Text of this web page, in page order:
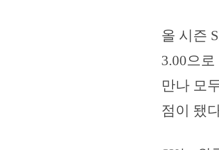
올 시즌
3.00으
만나 모
점이 됐